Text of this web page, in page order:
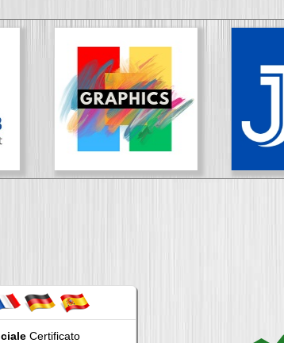
Certificato